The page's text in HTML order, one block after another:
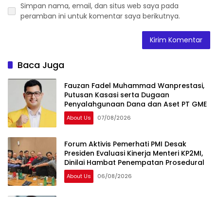
Simpan nama, email, dan situs web saya pada
peramban ini untuk komentar saya berikutnya.
Baca Juga
Fauzan Fadel Muhammad Wanprestasi,
Putusan Kasasi serta Dugaan
Penyalahgunaan Dana dan Aset PT GME
About Us 07/08/2026
Forum Aktivis Pemerhati PMI Desak
Presiden Evaluasi Kinerja Menteri KP2MI,
Dinilai Hambat Penempatan Prosedural
About Us 06/08/2026